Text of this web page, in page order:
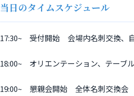
当日のタイムスケジュール
17:30~ 受付開始 会場内名刺交換、
18:00~ オリエンテーション、テーブ
19:00~ 懇親会開始 全体名刺交換会